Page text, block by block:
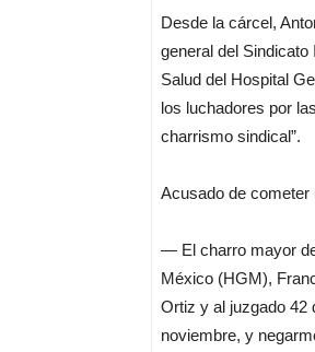
Desde la cárcel,
general del Sindicato
Salud del Hospital
los luchadores por
charrismo sindical”.
Acusado de cometer
— El charro mayor
México (HGM),
Ortiz y al juzgado 42
noviembre, y